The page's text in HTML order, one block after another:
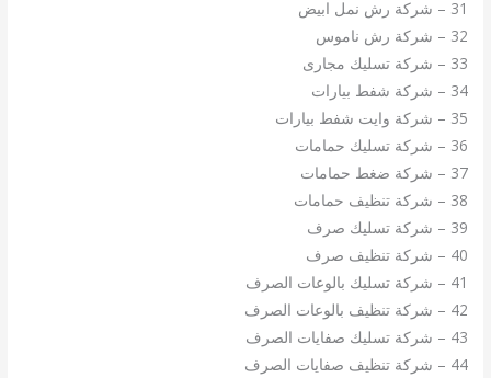
31 – شركة رش نمل ابيض
32 – شركة رش ناموس
33 – شركة تسليك مجارى
34 – شركة شفط بيارات
35 – شركة وايت شفط بيارات
36 – شركة تسليك حمامات
37 – شركة ضغط حمامات
38 – شركة تنظيف حمامات
39 – شركة تسليك صرف
40 – شركة تنظيف صرف
41 – شركة تسليك بالوعات الصرف
42 – شركة تنظيف بالوعات الصرف
43 – شركة تسليك صفايات الصرف
44 – شركة تنظيف صفايات الصرف